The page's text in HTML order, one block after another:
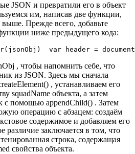
JSON и превратили его в объект
им, написав две функции,
Прежде всего, добавьте
ниже предыдущего кода:
( jsonObj ) var header = document
, чтобы напомнить себе, что
из JSON. Здесь мы сначала
, устанавливаем его
squadName объекта, а затем
с помощью appendChild() . Затем
операцию с абзацем: создаём
содержимое и добавляем его
различие заключается в том, что
строка, содержащая
свойства объекта.